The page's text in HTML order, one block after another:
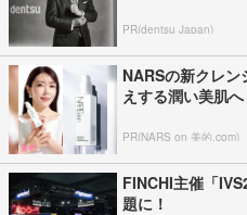
PR(dentsu Japan)
NARSの新クレ
えする潤い美肌へ
PR(NARS on 美的.com)
FINCHI主催「
題に！